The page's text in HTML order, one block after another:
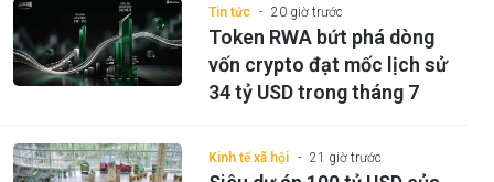
Tin tức 20 giờ trước
Token RWA bứt phá dòng
vốn crypto đạt mốc lịch sử
34 tỷ USD trong tháng 7
Kinh tế xã hội 21 giờ trước